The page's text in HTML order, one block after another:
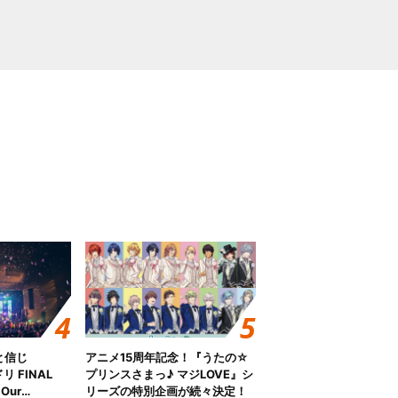
信じ
リ FINAL
アニメ15周年記念！『うたの☆
プリンスさまっ♪ マジLOVE』シ
リーズの特別企画が続々決定！